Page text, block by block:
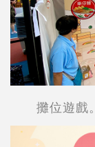
攤位遊戲